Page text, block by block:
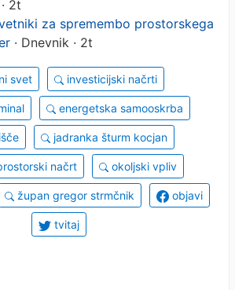
2t
za spremembo prostorskega
· Dnevnik · 2t
svet investicijski načrti
energetska samooskrba
jadranka šturm kocjan
načrt okoljski vpliv
župan gregor strmčnik objavi
tvitaj